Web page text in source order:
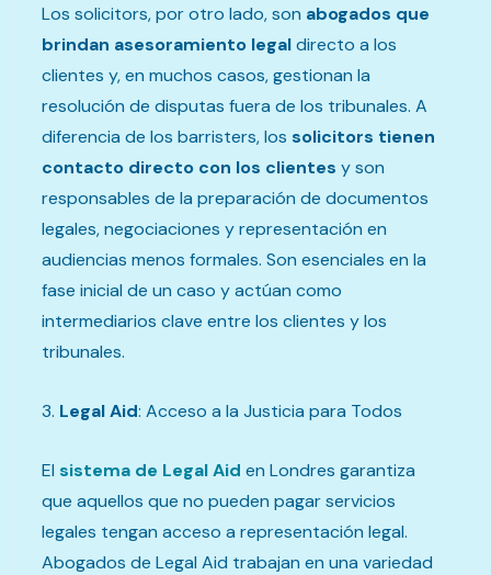
Los solicitors, por otro lado, son abogados que
brindan asesoramiento legaldirecto a los
clientes y, en muchos casos, gestionan la
resolución de disputas fuera de los tribunales. A
diferencia de los barristers, los solicitors tienen
contacto directo con los clientes y son
responsables de la preparación de documentos
legales, negociaciones y representación en
audiencias menos formales. Son esenciales en la
fase inicial de un caso y actúan como
intermediarios clave entre los clientes y los
tribunales.
3. Legal Aid: Acceso a la Justicia para Todos
El sistema de Legal Aid en Londres garantiza
que aquellos que no pueden pagar servicios
legales tengan acceso a representación legal.
Abogados de Legal Aid trabajan en una variedad